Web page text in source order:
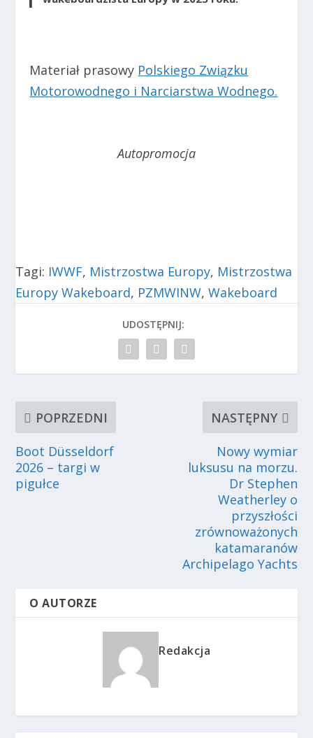
Materiał prasowy Polskiego Związku
Motorowodnego i Narciarstwa Wodnego.
Autopromocja
Tagi: IWWF, Mistrzostwa Europy, Mistrzostwa
Europy Wakeboard, PZMWINW,Wakeboard
UDOSTĘPNIJ:
POPRZEDNI
Boot Düsseldorf
2026 – targi w
pigułce
NASTĘPNY
Nowy wymiar
luksusu na morzu.
Dr Stephen
Weatherley o
przyszłości
zrównoważonych
katamaranów
Archipelago Yachts
O AUTORZE
Redakcja